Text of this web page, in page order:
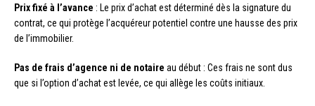
Prix fixé à l’avance : Le prix d’achat est déterminé dès la signature du
contrat, ce qui protège l’acquéreur potentiel contre une hausse des prix
de l’immobilier.
Pas de frais d’agence ni de notaire au début : Ces frais ne sont dus
que si l’option d’achat est levée, ce qui allège les coûts initiaux.